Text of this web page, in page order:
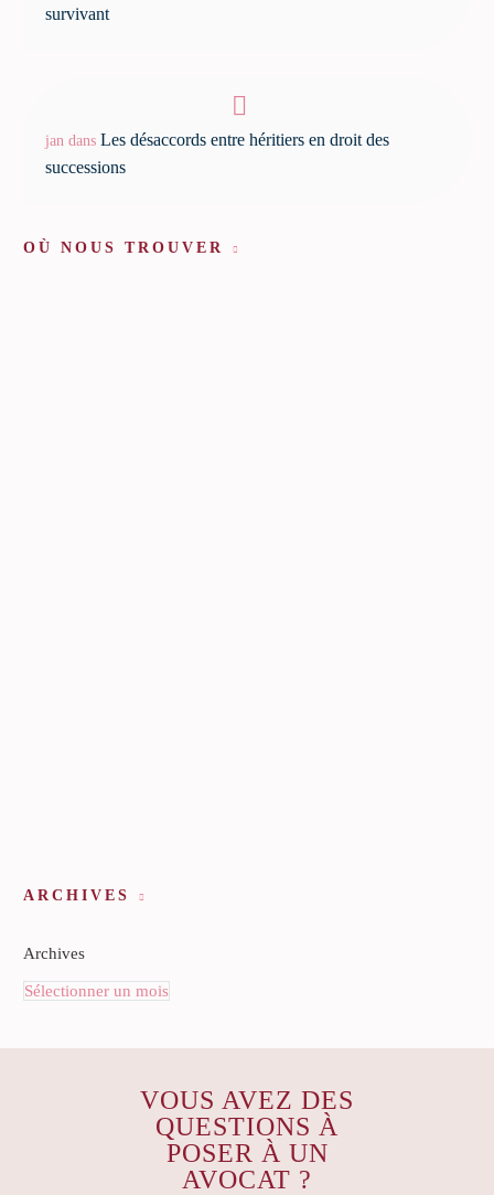
survivant
jan dans Les désaccords entre héritiers en droit des
successions
OÙ NOUS TROUVER
ARCHIVES
Archives
Sélectionner un mois
VOUS AVEZ DES
QUESTIONS À
POSER À UN
AVOCAT ?